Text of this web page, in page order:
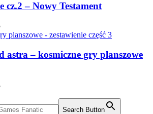
cz.2 – Nowy Testament
astra – kosmiczne gry planszowe
Search Button